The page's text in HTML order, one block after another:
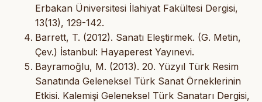
Erbakan Üniversitesi İlahiyat Fakültesi Dergisi,
13(13), 129-142.
Barrett, T. (2012). Sanatı Eleştirmek. (G. Metin,
Çev.) İstanbul: Hayaperest Yayınevi.
Bayramoğlu, M. (2013). 20. Yüzyıl Türk Resim
Sanatında Geleneksel Türk Sanat Örneklerinin
Etkisi. Kalemişi Geleneksel Türk Sanatarı Dergisi,